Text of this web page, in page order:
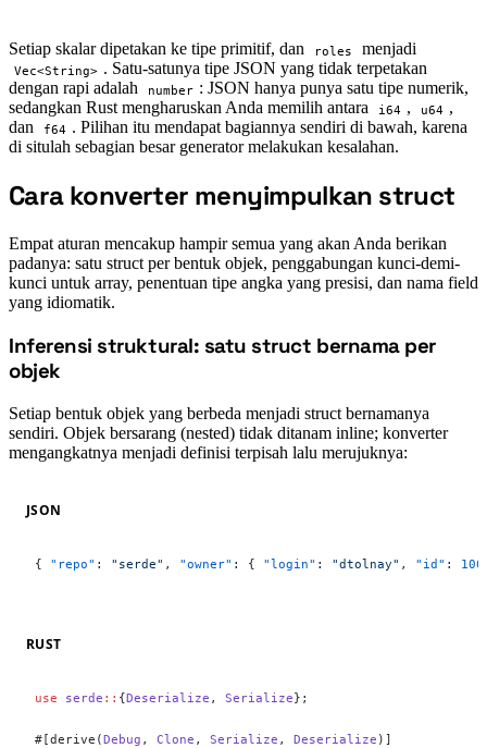
Setiap skalar dipetakan ke tipe primitif, dan roles menjadi
Vec<String> . Satu-satunya tipe JSON yang tidak terpetakan
dengan rapi adalah
number : JSON hanya punya satu tipe numerik,
sedangkan Rust mengharuskan Anda memilih antara
i64 , u64 ,
dan
f64 . Pilihan itu mendapat bagiannya sendiri di bawah, karena
di situlah sebagian besar generator melakukan kesalahan.
#
Cara konverter menyimpulkan struct
Empat aturan mencakup hampir semua yang akan Anda berikan
padanya: satu struct per bentuk objek, penggabungan kunci-demi-
kunci untuk array, penentuan tipe angka yang presisi, dan nama field
yang idiomatik.
#
Inferensi struktural: satu struct bernama per
objek
Setiap bentuk objek yang berbeda menjadi struct bernamanya
sendiri. Objek bersarang (nested) tidak ditanam inline; konverter
mengangkatnya menjadi definisi terpisah lalu merujuknya:
JSON
{ "repo" : "serde" , "owner" : { "login" : "dtolnay" , "id" : 100
RUST
use serde :: {Deserialize , Serialize};
#[derive(Debug , Clone , Serialize , Deserialize )]